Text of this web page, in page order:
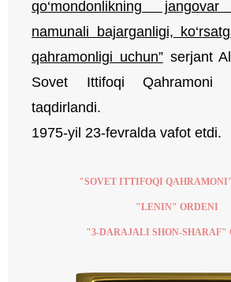
qo‘mondonlikning jangovar
namunali bajarganligi,
qahramonligi uchun”serjant
Sovet Ittifoqi Qahramoni
taqdirlandi.
1975-yil 23-fevralda vafot etdi.
"SOVET ITTIFOQI
"LENIN" ORDENI
"3-DARAJALI SHON-SHARAF"